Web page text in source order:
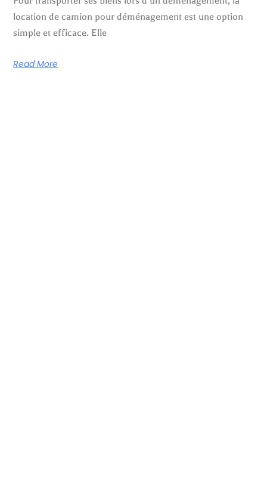
location de camion pour déménagement est une option
simple et efficace. Elle
Read More